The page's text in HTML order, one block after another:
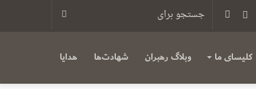
سایدبار تلگرام یوتیوب
کلیسای ما وبلاگ رهبران شهادت‌ها هدایا